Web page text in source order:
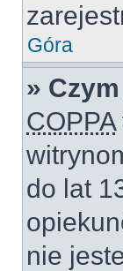
Góra
»
COPPA
do lat
nie